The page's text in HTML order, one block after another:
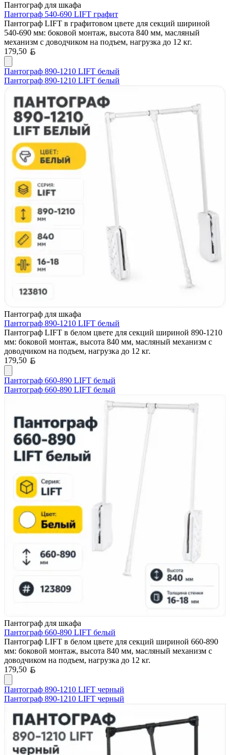
Пантограф для шкафа
Пантограф 540-690 LIFT графит
Пантограф LIFT в графитовом цвете для секций шириной
540-690 мм: боковой монтаж, высота 840 мм, масляный
механизм с доводчиком на подъем, нагрузка до 12 кг.
179,50
Пантограф 890-1210 LIFT белый
Пантограф 890-1210 LIFT белый
Пантограф для шкафа
Пантограф 890-1210 LIFT белый
Пантограф LIFT в белом цвете для секций шириной 890-1210
мм: боковой монтаж, высота 840 мм, масляный механизм с
доводчиком на подъем, нагрузка до 12 кг.
179,50
Пантограф 660-890 LIFT белый
Пантограф 660-890 LIFT белый
Пантограф для шкафа
Пантограф 660-890 LIFT белый
Пантограф LIFT в белом цвете для секций шириной 660-890
мм: боковой монтаж, высота 840 мм, масляный механизм с
доводчиком на подъем, нагрузка до 12 кг.
179,50
Пантограф 890-1210 LIFT черный
Пантограф 890-1210 LIFT черный